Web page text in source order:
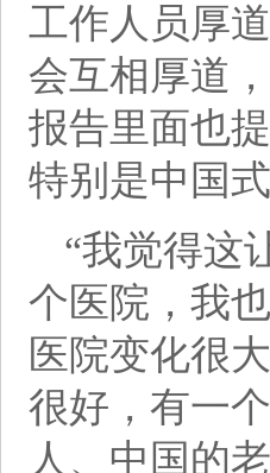
工作人员厚
会互相厚道
报告里面也
特别是中国
“我觉得这
个医院，我
医院变化很
很好，有一
人、中国的